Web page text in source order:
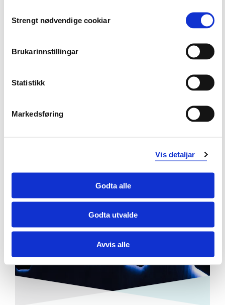
Selection
Strengt nødvendige cookiar
Brukarinnstillingar
Statistikk
Markedsføring
Vis detaljar
Godta alle
Godta utvalde
Avvis alle